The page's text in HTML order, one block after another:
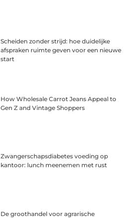
Scheiden zonder strijd: hoe duidelijke
afspraken ruimte geven voor een nieuwe
start
How Wholesale Carrot Jeans Appeal to
Gen Z and Vintage Shoppers
Zwangerschapsdiabetes voeding op
kantoor: lunch meenemen met rust
De groothandel voor agrarische